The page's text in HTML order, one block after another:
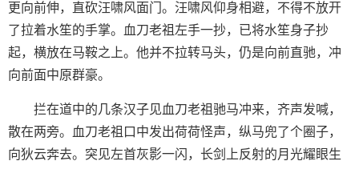
更向前伸，直砍汪啸风面门。汪啸风仰身相避，不得不放开
了拉着水笙的手掌。血刀老祖左手一抄，已将水笙身子抄
起，横放在马鞍之上。他并不拉转马头，仍是向前直驰，冲
向前面中原群豪。
拦在道中的几条汉子见血刀老祖驰马冲来，齐声发喊，
散在两旁。血刀老祖口中发出荷荷怪声，纵马兜了个圈子，
向狄云奔去。突见左首灰影一闪，长剑上反射的月光耀眼生